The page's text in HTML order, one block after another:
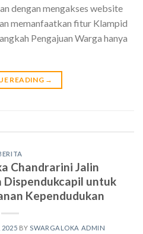
dengan mengakses website
memanfaatkan fitur Klampid
Pengajuan Warga hanya
READING →
Chandrarini Jalin
Dispendukcapil untuk
Kependudukan
2025 BYSWARGALOKA ADMIN